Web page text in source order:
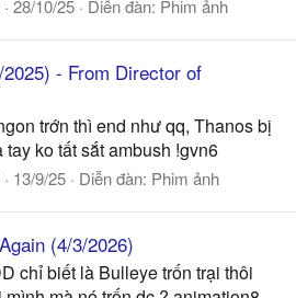
28/10/25 Diễn đàn: Phim ảnh
- From Director of
trớn thì end như qq, Thanos bị
tay ko tất sắt ambush !gvn6
13/9/25 Diễn đàn: Phim ảnh
(4/3/2026)
chỉ biết là Bulleye trốn trại thôi